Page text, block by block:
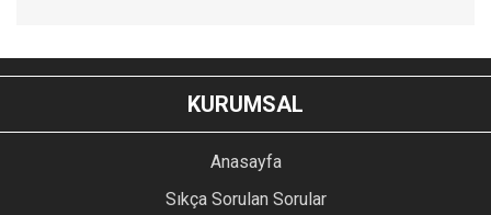
YORUM YAZ
Bu ürünün fiyat bilgisi, resim, ürün açıklamalarında ve diğer
konularda yetersiz gördüğünüz noktaları öneri formunu
kullanarak tarafımıza iletebilirsiniz.
Ürün resmi kalitesiz, bozuk veya görüntülenemiyor.
Ürün açıklamasında eksik bilgiler bulunuyor.
KURUMSAL
Anasayfa
Sıkça Sorulan Sorular